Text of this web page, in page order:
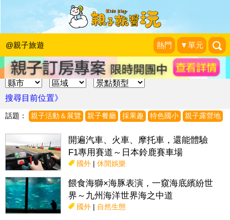
@親子旅遊 熱門 ▼單元
搜尋目前位置》
話題： 親子活動＆展覽 親子餐廳 採果趣 特色國小 親子露營地
開遍汽車、火車、摩托車，還能體驗
F1專用賽道～日本鈴鹿賽車場
國外| 休閒娛樂
餵食海獅×海豚表演，一窺海底繽紛世
界～九州海洋世界海之中道
國外| 自然生態